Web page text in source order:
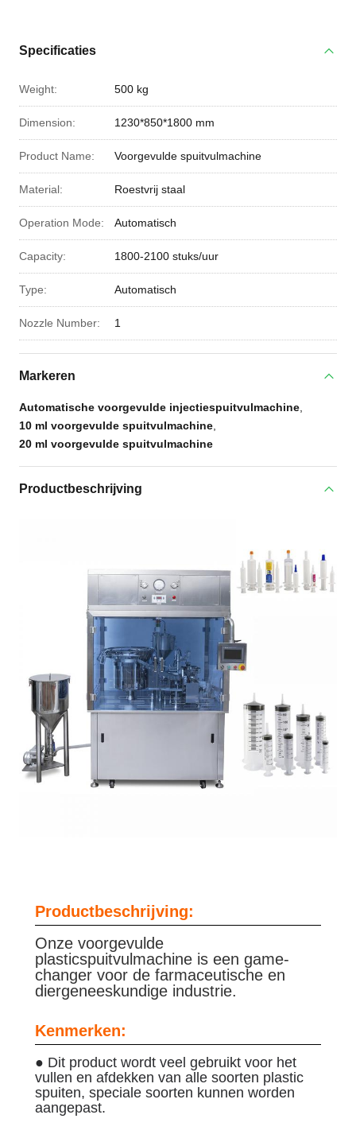
Specificaties
Weight: 500 kg
Dimension: 1230*850*1800 mm
Product Name: Voorgevulde spuitvulmachine
Material: Roestvrij staal
Operation Mode: Automatisch
Capacity: 1800-2100 stuks/uur
Type: Automatisch
Nozzle Number: 1
Markeren
Automatische voorgevulde injectiespuitvulmachine
10 ml voorgevulde spuitvulmachine
20 ml voorgevulde spuitvulmachine
Productbeschrijving
Productbeschrijving:
Onze voorgevulde
plasticspuitvulmachine is een game-
changer voor de farmaceutische en
diergeneeskundige industrie.
Kenmerken:
● Dit product wordt veel gebruikt voor het
vullen en afdekken van alle soorten plastic
spuiten, speciale soorten kunnen worden
aangepast.